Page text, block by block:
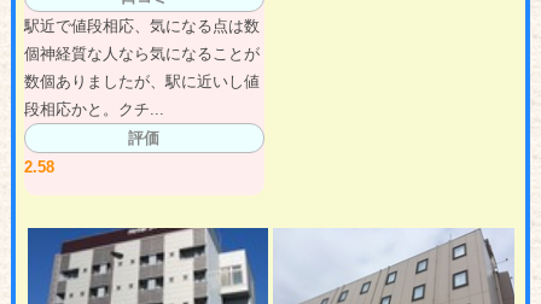
駅近で値段相応、気になる点は数
個神経質な人なら気になることが
数個ありましたが、駅に近いし値
段相応かと。クチ...
評価
2.58